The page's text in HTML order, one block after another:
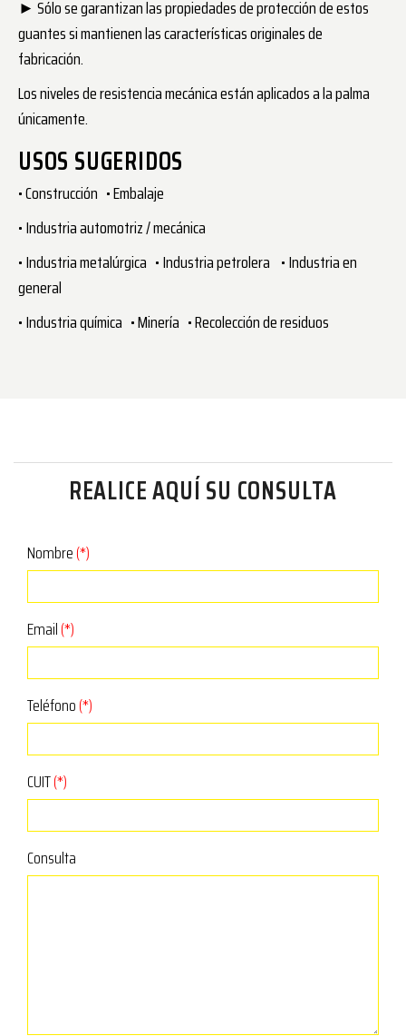
► Sólo se garantizan las propiedades de protección de estos
guantes si mantienen las características originales de
fabricación.
Los niveles de resistencia mecánica están aplicados a la palma
únicamente.
USOS SUGERIDOS
• Construcción • Embalaje
• Industria automotriz / mecánica
• Industria metalúrgica • Industria petrolera • Industria en
general
• Industria química • Minería • Recolección de residuos
REALICE AQUÍ SU CONSULTA
Nombre(*)
Email(*)
Teléfono(*)
CUIT(*)
Consulta